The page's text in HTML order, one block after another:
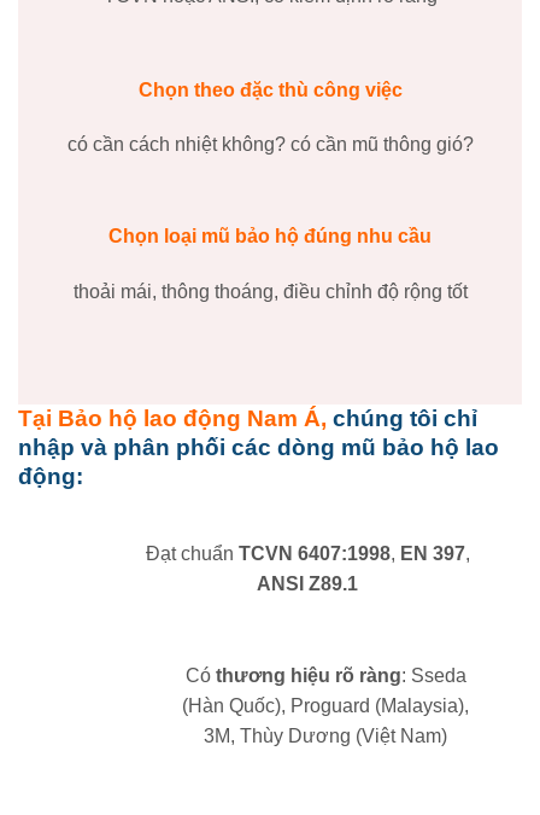
Chọn theo đặc thù công việc
có cần cách nhiệt không? có cần mũ thông gió?
Chọn loại mũ bảo hộ đúng nhu cầu
thoải mái, thông thoáng, điều chỉnh độ rộng tốt
Tại Bảo hộ lao động Nam Á, chúng tôi chỉ
nhập và phân phối các dòng mũ bảo hộ lao
động:
Đạt chuẩn TCVN 6407:1998, EN 397,
ANSI Z89.1
Có thương hiệu rõ ràng: Sseda
(Hàn Quốc), Proguard (Malaysia),
3M, Thùy Dương (Việt Nam)